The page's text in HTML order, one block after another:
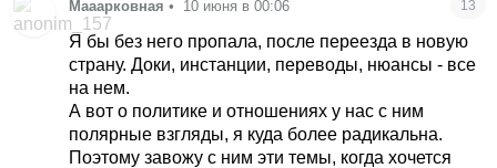
Мааарковная • 10 июня в 00:06 13
Я бы без него пропала, после переезда в новую
страну. Доки, инстанции, переводы, нюансы - все
на нем.
А вот о политике и отношениях у нас с ним
полярные взгляды, я куда более радикальна.
Поэтому завожу с ним эти темы, когда хочется